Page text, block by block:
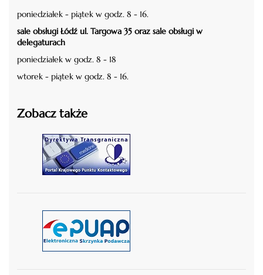
poniedziałek - piątek w godz. 8 - 16.
sale obsługi Łódź ul. Targowa 35 oraz sale obsługi w
delegaturach
poniedziałek w godz. 8 - 18
wtorek - piątek w godz. 8 - 16.
Zobacz także
czytaj więcej
czytaj więcej